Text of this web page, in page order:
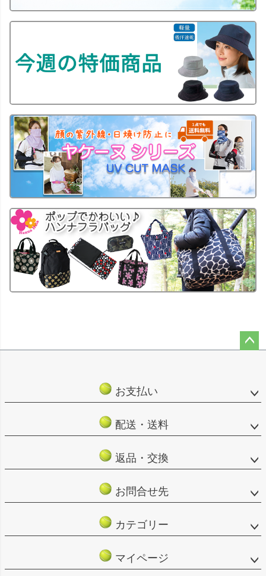
お支払い
配送・送料
返品・交換
お問合せ先
カテゴリー
マイページ